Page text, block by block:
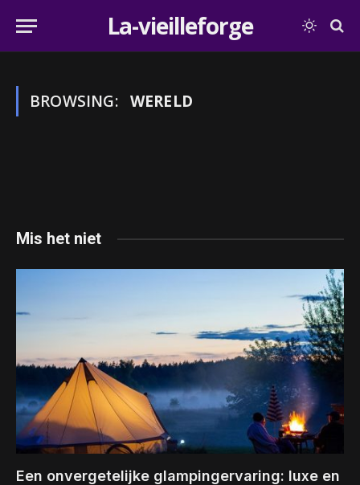
La-vieilleforge
BROWSING: WERELD
Mis het niet
Een onvergetelijke glampingervaring: luxe en